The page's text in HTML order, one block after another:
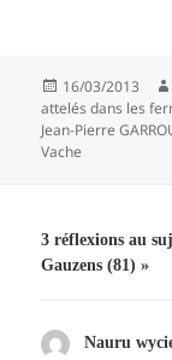
Publié
le
16/03/2013
attelés dans les
Jean-Pierre
Vache
3 réflexions au
Gauzens (81) »
Nauru